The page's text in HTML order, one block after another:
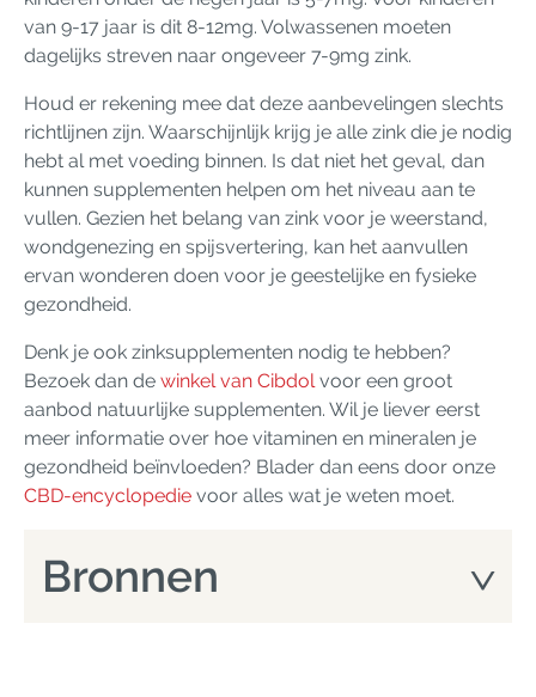
van 9-17 jaar is dit 8-12mg. Volwassenen moeten
dagelijks streven naar ongeveer 7-9mg zink.
Houd er rekening mee dat deze aanbevelingen slechts
richtlijnen zijn. Waarschijnlijk krijg je alle zink die je nodig
hebt al met voeding binnen. Is dat niet het geval, dan
kunnen supplementen helpen om het niveau aan te
vullen. Gezien het belang van zink voor je weerstand,
wondgenezing en spijsvertering, kan het aanvullen
ervan wonderen doen voor je geestelijke en fysieke
gezondheid.
Denk je ook zinksupplementen nodig te hebben?
Bezoek dan de winkel van Cibdolvoor een groot
aanbod natuurlijke supplementen. Wil je liever eerst
meer informatie over hoe vitaminen en mineralen je
gezondheid beïnvloeden? Blader dan eens door onze
CBD-encyclopedie voor alles wat je weten moet.
Bronnen